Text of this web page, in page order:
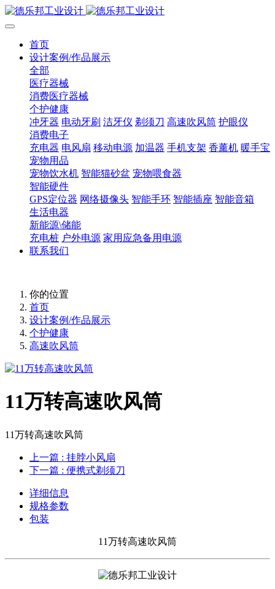
首页
设计案例/作品展示
全部
医疗器械
消费医疗器械
个护健康
冲牙器 电动牙刷 洁牙仪 剃须刀 高速吹风筒 护眼仪
消费电子
充电器 电风扇 移动电源 加温器 手机支架 香薰机 暖手宝
宠物用品
宠物饮水机 智能猫砂盆 宠物喂食器
智能硬件
GPS定位器 网络摄像头 智能手环 智能插座 智能音箱
生活电器
新能源\储能
充电桩 户外电源 家用应急备用电源
联系我们
你的位置
首页
设计案例/作品展示
个护健康
高速吹风筒
11万转高速吹风筒
11万转高速吹风筒
上一篇 : 挂脖小风扇
下一篇 : 便携式剃须刀
详细信息
规格参数
包装
11万转高速吹风筒